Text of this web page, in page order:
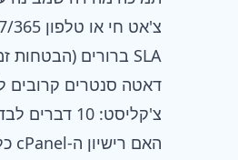
צ'אט חי או טלפון 24/7/365
SLA ברורים (הבטחות זמינות)
דאטה סנטרים קרובים
צ'קליסט: 10 דברים לבדוק לפני שקונים אחסון cPanel
האם רישיון ה-cPanel כלול?